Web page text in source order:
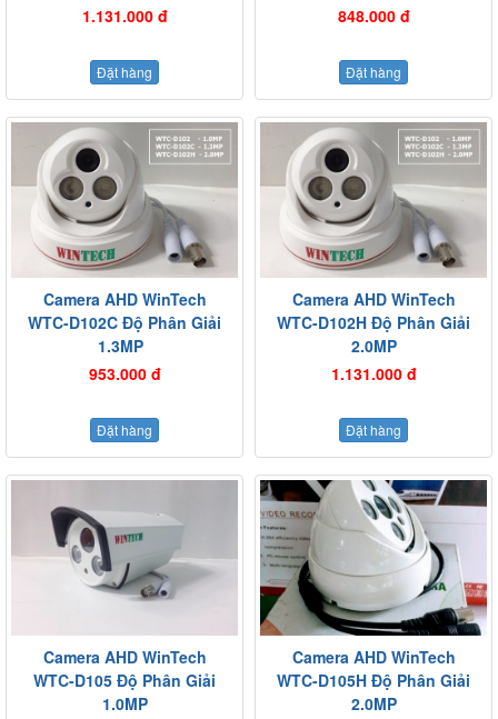
1.131.000 đ
Đặt hàng
848.000 đ
Đặt hàng
Camera AHD WinTech
WTC-D102C Độ Phân Giải
1.3MP
953.000 đ
Đặt hàng
Camera AHD WinTech
WTC-D102H Độ Phân Giải
2.0MP
1.131.000 đ
Đặt hàng
Camera AHD WinTech
WTC-D105 Độ Phân Giải
1.0MP
Camera AHD WinTech
WTC-D105H Độ Phân Giải
2.0MP